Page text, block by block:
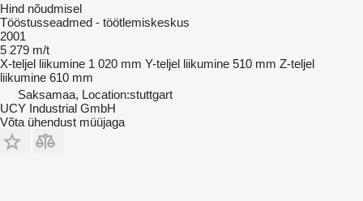
Hind nõudmisel
Tööstusseadmed - töötlemiskeskus
2001
5 279 m/t
X-teljel liikumine 1 020 mm Y-teljel liikumine 510 mm Z-teljel
liikumine 610 mm
Saksamaa, Location:stuttgart
UCY Industrial GmbH
Võta ühendust müüjaga